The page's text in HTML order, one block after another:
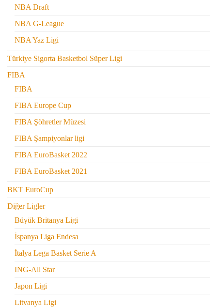
NBA Draft
NBA G-League
NBA Yaz Ligi
Türkiye Sigorta Basketbol Süper Ligi
FIBA
FIBA
FIBA Europe Cup
FIBA Şöhretler Müzesi
FIBA Şampiyonlar ligi
FIBA EuroBasket 2022
FIBA EuroBasket 2021
BKT EuroCup
Diğer Ligler
Büyük Britanya Ligi
İspanya Liga Endesa
İtalya Lega Basket Serie A
ING-All Star
Japon Ligi
Litvanya Ligi